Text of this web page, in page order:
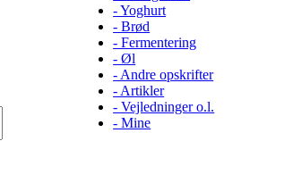
-Yoghurt
-Brød
-Fermentering
-Øl
- Andre opskrifter
- Artikler
-Vejledninger o.l.
-Mine